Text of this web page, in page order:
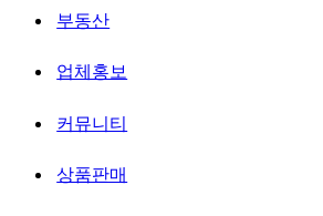
부동산
업체홍보
커뮤니티
상품판매